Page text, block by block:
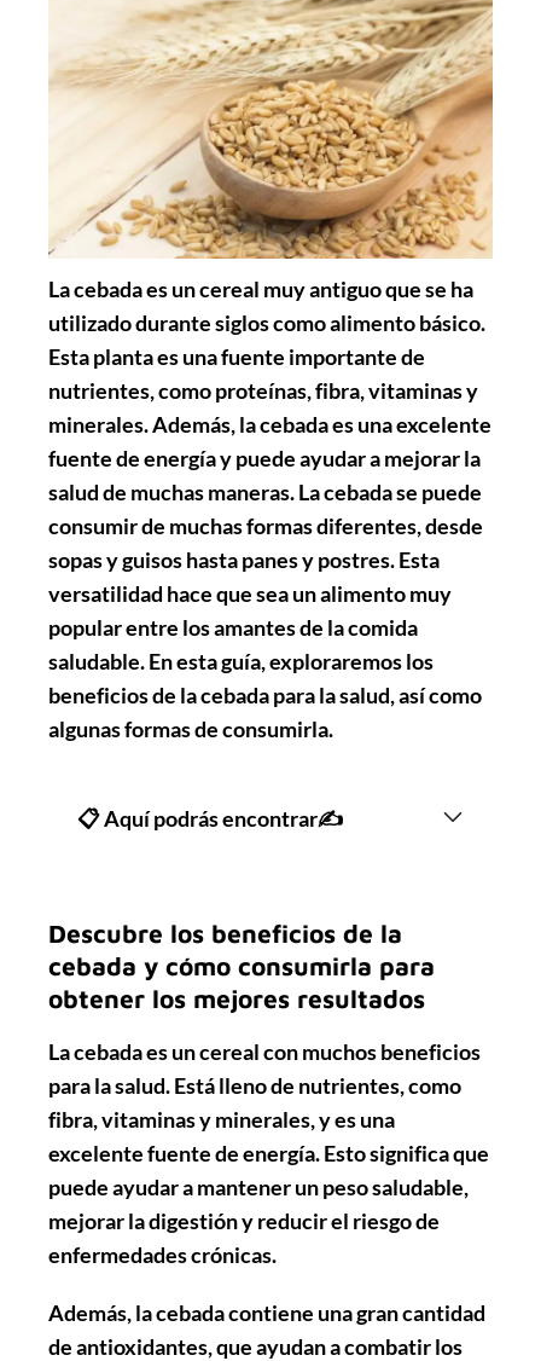
La cebada es un cereal muy antiguo que se ha
utilizado durante siglos como alimento básico.
Esta planta es una fuente importante de
nutrientes, como proteínas, fibra, vitaminas y
minerales. Además, la cebada es una excelente
fuente de energía y puede ayudar a mejorar la
salud de muchas maneras. La cebada se puede
consumir de muchas formas diferentes, desde
sopas y guisos hasta panes y postres. Esta
versatilidad hace que sea un alimento muy
popular entre los amantes de la comida
saludable. En esta guía, exploraremos los
beneficios de la cebada para la salud, así como
algunas formas de consumirla.
📋 Aquí podrás encontrar✍
Descubre los beneficios de la
cebada y cómo consumirla para
obtener los mejores resultados
La cebada es un cereal con muchos beneficios
para la salud. Está lleno de nutrientes, como
fibra, vitaminas y minerales, y es una
excelente fuente de energía. Esto significa que
puede ayudar a mantener un peso saludable,
mejorar la digestión y reducir el riesgo de
enfermedades crónicas.
Además, la cebada contiene una gran cantidad
de antioxidantes, que ayudan a combatir los